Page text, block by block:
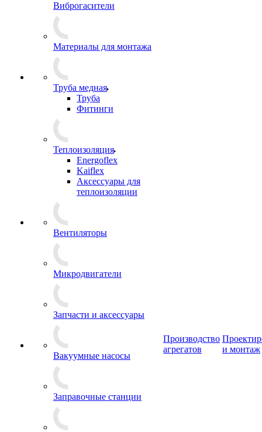
Виброгасители
Материалы для монтажа
Труба медная
Труба
Фитинги
Теплоизоляция
Energoflex
Kaiflex
Аксессуары для
теплоизоляции
Вентиляторы
Микродвигатели
Запчасти и аксессуары
Вакуумные насосы
Заправочные станции
Производство
агрегатов
и монтаж